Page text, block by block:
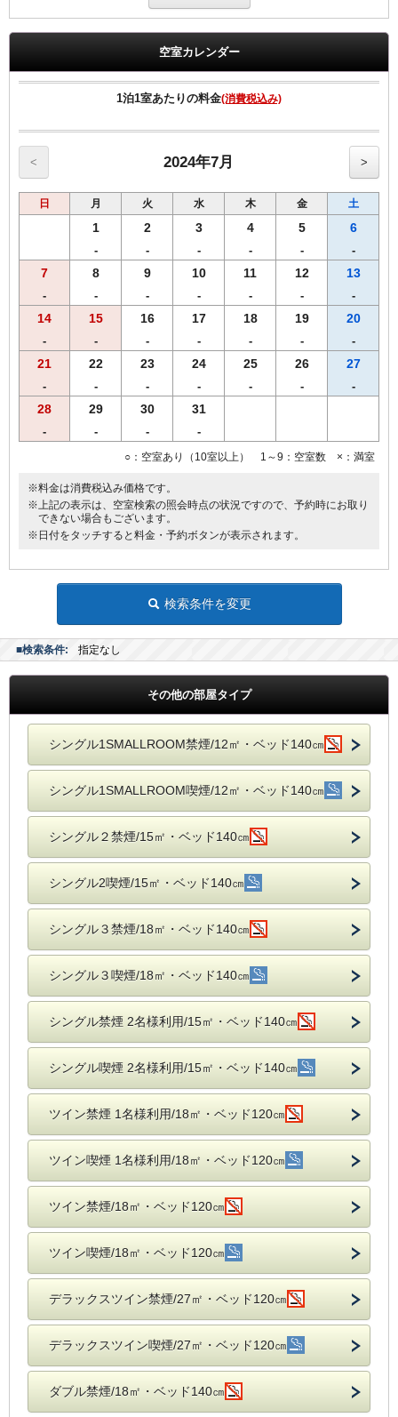
※グッズ内容は予告なく変更する場合がございますのでご了承下さ
◆全客室Wi-Fi無料接続可＆加湿空気清浄機完備＆枕元にUSBコンセ
◆ＶＯＤルームシアター全室設置（約150タイトル／1日1，000
◆館内コインランドリー完備で長期滞在にも便利。
空室カレンダー
1泊1室あたりの料金(消費税込み)
< 2024年7月 >
日 月 火 水 木 金 土
1
-
2
-
3
-
4
-
5
-
6
-
7
-
8
-
9
-
10
-
11
-
12
-
13
-
14
-
15
-
16
-
17
-
18
-
19
-
20
-
21
-
22
-
23
-
24
-
25
-
26
-
27
-
28
-
29
-
30
-
31
-
○：空室あり（10室以上） 1～9：空室数 ×：満室
※料金は消費税込み価格です。
※上記の表示は、空室検索の照会時点の状況ですので、予約時にお取り
できない場合もございます。
※日付をタッチすると料金・予約ボタンが表示されます。
検索条件を変更
■検索条件: 指定なし
その他の部屋タイプ
シングル1SMALLROOM禁煙/12㎡・ベッド140㎝
シングル1SMALLROOM喫煙/12㎡・ベッド140㎝
シングル２禁煙/15㎡・ベッド140㎝
シングル2喫煙/15㎡・ベッド140㎝
シングル３禁煙/18㎡・ベッド140㎝
シングル３喫煙/18㎡・ベッド140㎝
シングル禁煙 2名様利用/15㎡・ベッド140㎝
シングル喫煙 2名様利用/15㎡・ベッド140㎝
ツイン禁煙 1名様利用/18㎡・ベッド120㎝
ツイン喫煙 1名様利用/18㎡・ベッド120㎝
ツイン禁煙/18㎡・ベッド120㎝
ツイン喫煙/18㎡・ベッド120㎝
デラックスツイン禁煙/27㎡・ベッド120㎝
デラックスツイン喫煙/27㎡・ベッド120㎝
ダブル禁煙/18㎡・ベッド140㎝